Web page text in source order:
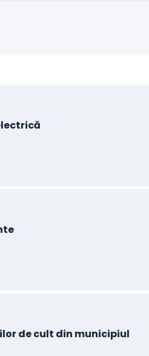
de cult din municipiul